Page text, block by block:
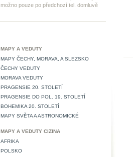
možno pouze po předchozí tel. domluvě
MAPY A VEDUTY
MAPY ČECHY, MORAVA, A SLEZSKO
ČECHY VEDUTY
MORAVA VEDUTY
PRAGENSIE 20. STOLETÍ
PRAGENSIE DO POL. 19. STOLETÍ
BOHEMIKA 20. STOLETÍ
MAPY SVĚTA A ASTRONOMICKÉ
MAPY A VEDUTY CIZINA
AFRIKA
POLSKO